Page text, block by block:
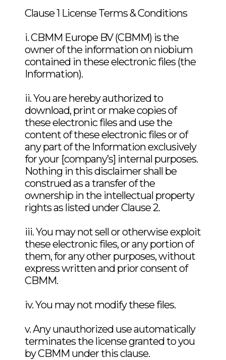
CSR_Nb2O5_Feb2018
96-8 AcuteInhalation
Diniobium pentaoxide 1313-
96-8 AmesTest
Diniobium pentaoxide 1313-
96-8 EyeIrritation
96-8 SkinIrritation
Eye Irritancy Potential
FlamabilityNb2O5 S0902888
GranulometryNb2O5
2009007404
092577A
Acute Eye IrritationNb
092571A
Combined dose study
Eye Irritancy Potential HETNb A
Final_Study Report_Nb
bioaccessibility
Flammability
In vitro Skin CorrosionNb
2568A
Literature Survey Report -
Mutation Assay in vitroNb
Clause 1 License Terms & Conditions
i. CBMM Europe BV (CBMM) is the
owner of the information on niobium
contained in these electronic files (the
Information).
ii. You are hereby authorized to
download, print or make copies of
these electronic files and use the
content of these electronic files or of
any part of the Information exclusively
for your [company’s] internal purposes.
Nothing in this disclaimer shall be
construed as a transfer of the
ownership in the intellectual property
rights as listed under Clause 2.
iii. You may not sell or otherwise exploit
these electronic files, or any portion of
them, for any other purposes, without
express written and prior consent of
CBMM.
iv. You may not modify these files.
v. Any unauthorized use automatically
terminates the license granted to you
by CBMM under this clause.